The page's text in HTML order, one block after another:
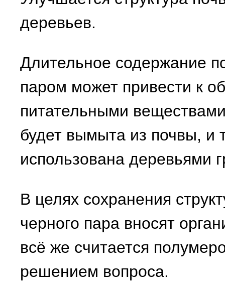
деревьев.
Длительное содержание
паром может привести к
питательными
будет вымыта из почвы, и
использована деревьями
В целях сохранения
черного пара вносят
всё же считается
решением вопроса.